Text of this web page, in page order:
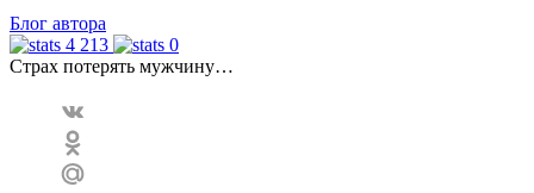
Блог автора
4 213
0
Страх потерять мужчину…
VK
Odnoklassniki
Mail.Ru